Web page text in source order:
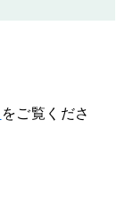
をご覧くださ